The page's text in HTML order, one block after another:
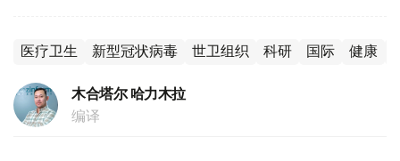
医疗卫生 新型冠状病毒 世卫组织 科研 国际 健康
木合塔尔 哈力木拉
编译